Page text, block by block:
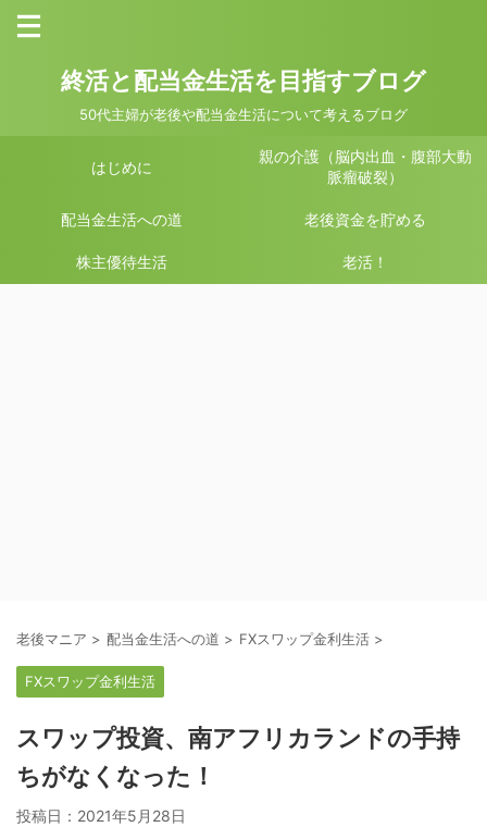
終活と配当金生活を目指すブログ
50代主婦が老後や配当金生活について考えるブログ
はじめに
親の介護（脳内出血・腹部大動
脈瘤破裂）
配当金生活への道 老後資金を貯める
株主優待生活 老活！
老後マニア > 配当金生活への道 > FXスワップ金利生活 >
FXスワップ金利生活
スワップ投資、南アフリカランドの手持
ちがなくなった！
投稿日： 2021年5月28日